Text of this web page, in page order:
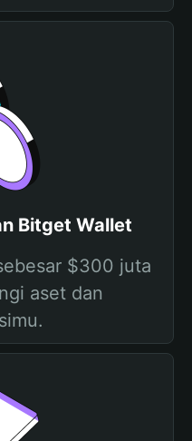
Bitget Wallet
$300 juta
aset dan